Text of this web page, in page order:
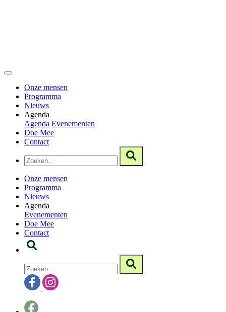
Onze mensen
Programma
Nieuws
Agenda
Agenda Evenementen
Doe Mee
Contact
Onze mensen
Programma
Nieuws
Agenda
Evenementen
Doe Mee
Contact